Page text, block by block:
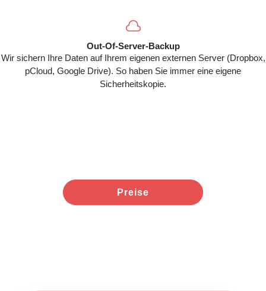

Out-Of-Server-Backup
Wir sichern Ihre Daten auf Ihrem eigenen externen Server (Dropbox,
pCloud, Google Drive). So haben Sie immer eine eigene
Sicherheitskopie.
Preise